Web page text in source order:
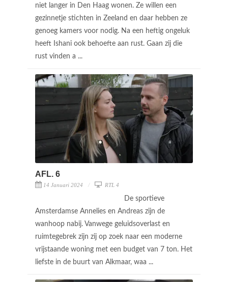
niet langer in Den Haag wonen. Ze willen een
gezinnetje stichten in Zeeland en daar hebben ze
genoeg kamers voor nodig. Na een heftig ongeluk
heeft Ishani ook behoefte aan rust. Gaan zij die
rust vinden a ...
AFL. 6
14 Januari 2024 RTL 4
De sportieve
Amsterdamse Annelies en Andreas zijn de
wanhoop nabij. Vanwege geluidsoverlast en
ruimtegebrek zijn zij op zoek naar een moderne
vrijstaande woning met een budget van 7 ton. Het
liefste in de buurt van Alkmaar, waa ...